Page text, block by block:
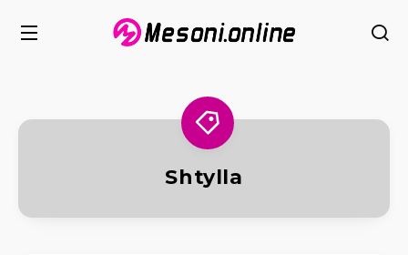
Shtylla